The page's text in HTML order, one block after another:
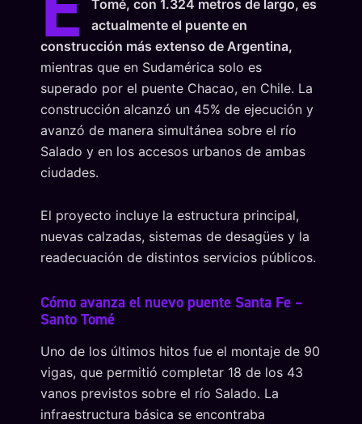
Tomé, con 1.324 metros de largo, es
actualmente el puente en
construcción más extenso de Argentina,
mientras que en Sudamérica solo es
superado por el puente Chacao, en Chile. La
construcción alcanzó un 45% de ejecución y
avanzó de manera simultánea sobre el río
Salado y en los accesos urbanos de ambas
ciudades.
El proyecto incluye la estructura principal,
nuevas calzadas, sistemas de desagües y la
readecuación de distintos servicios públicos.
Cómo avanza el nuevo puente Santa Fe –
Santo Tomé
Uno de los últimos hitos fue el montaje de 90
vigas, que permitió completar 18 de los 43
vanos previstos sobre el río Salado. La
infraestructura básica se encontraba